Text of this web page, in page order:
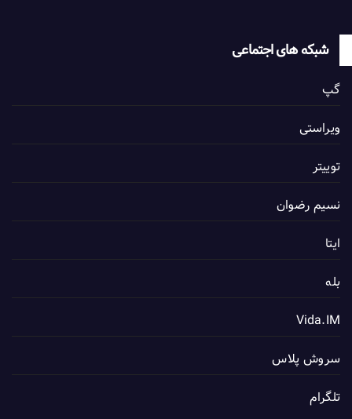
شبکه های اجتماعی
گپ
ویراستی
توییتر
نسیم رضوان
ایتا
بله
Vida.IM
سروش پلاس
تلگرام